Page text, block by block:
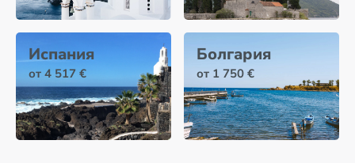
Испания
от 4 517 €
Болгария
от 1 750 €